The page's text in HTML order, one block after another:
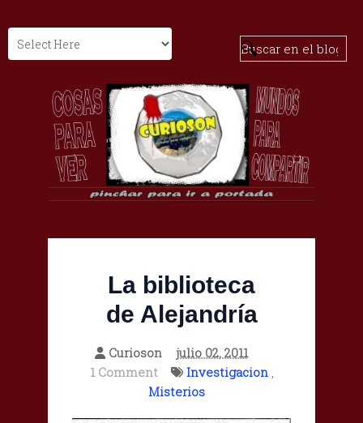
La biblioteca
de Alejandría
Curioson
julio 02, 2011
1 Comment
Investigacion,
Misterios